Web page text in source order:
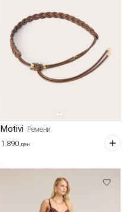
Motivi Ремени
1.890 ден